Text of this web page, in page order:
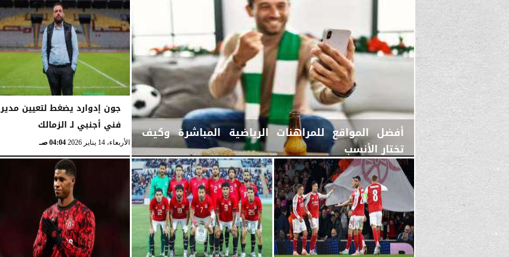
أفضل المواقع للمراهنات الرياضية المباشرة وكيف
تختار الأنسب
04:47 صـ
جون إدوارد يضغط لتعيين مدير
فني أجنبي لـ الزمالك
الأربعاء، 14 يناير 2026 04:04 صـ